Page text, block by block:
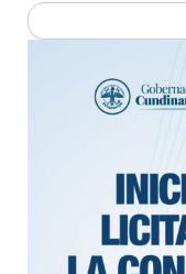
Search